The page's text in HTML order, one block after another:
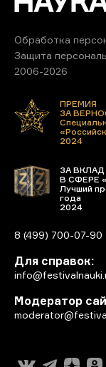
Обработка
Защита
2006-2026
ПРЕМИЯ
ЗА
2024
ЗА
В СФЕРЕ
Лучший
года
2024
8 (499) 700-07-90
Для справок:
Модератор